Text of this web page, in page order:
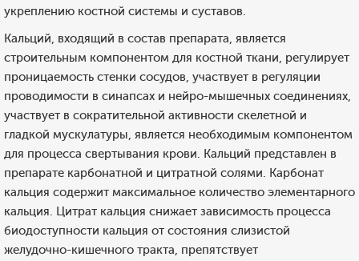
укреплению костной системы и суставов.
Кальций, входящий в состав препарата, является
строительным компонентом для костной ткани, регулирует
проницаемость стенки сосудов, участвует в регуляции
проводимости в синапсах и нейро-мышечных соединениях,
участвует в сократительной активности скелетной и
гладкой мускулатуры, является необходимым компонентом
для процесса свертывания крови. Кальций представлен в
препарате карбонатной и цитратной солями. Карбонат
кальция содержит максимальное количество элементарного
кальция. Цитрат кальция снижает зависимость процесса
биодоступности кальция от состояния слизистой
желудочно-кишечного тракта, препятствует